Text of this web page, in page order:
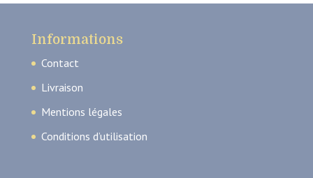
Informations
Contact
Livraison
Mentions légales
Conditions d’utilisation